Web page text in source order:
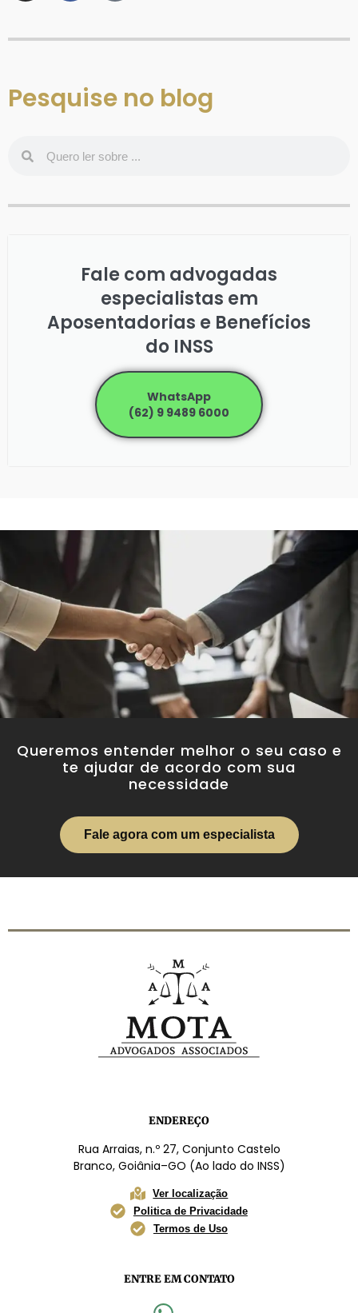
Pesquise no blog
Fale com advogadas
especialistas em
Aposentadorias e Benefícios
do INSS
WhatsApp
(62) 9 9489 6000
Queremos entender melhor o seu caso e
te ajudar de acordo com sua
necessidade
Fale agora com um especialista
ENDEREÇO
Rua Arraias, n.º 27, Conjunto Castelo
Branco, Goiânia–GO (Ao lado do INSS)
Ver localização
Politica de Privacidade
Termos de Uso
ENTRE EM CONTATO